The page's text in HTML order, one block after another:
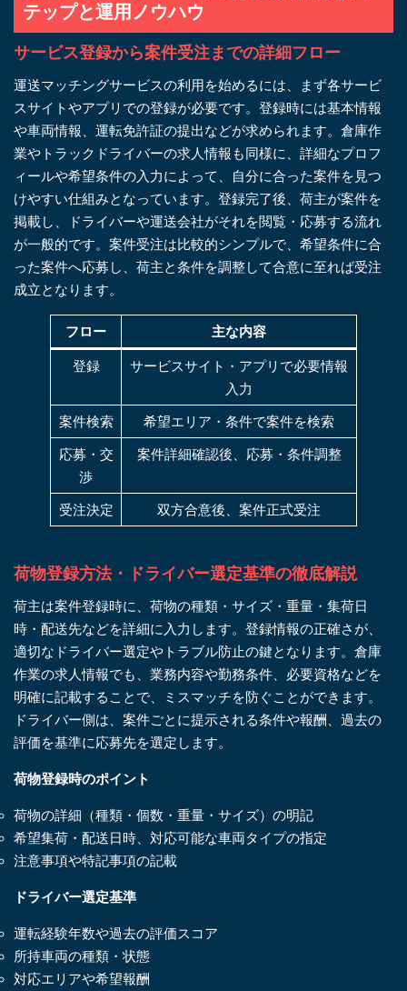
テップと運用ノウハウ
サービス登録から案件受注までの詳細フロー
運送マッチングサービスの利用を始めるには、まず各サービ
スサイトやアプリでの登録が必要です。登録時には基本情報
や車両情報、運転免許証の提出などが求められます。倉庫作
業やトラックドライバーの求人情報も同様に、詳細なプロフ
ィールや希望条件の入力によって、自分に合った案件を見つ
けやすい仕組みとなっています。登録完了後、荷主が案件を
掲載し、ドライバーや運送会社がそれを閲覧・応募する流れ
が一般的です。案件受注は比較的シンプルで、希望条件に合
った案件へ応募し、荷主と条件を調整して合意に至れば受注
成立となります。
フロー 主な内容
登録
サービスサイト・アプリで必要情報
入力
案件検索 希望エリア・条件で案件を検索
応募・交
渉
案件詳細確認後、応募・条件調整
受注決定 双方合意後、案件正式受注
荷物登録方法・ドライバー選定基準の徹底解説
荷主は案件登録時に、荷物の種類・サイズ・重量・集荷日
時・配送先などを詳細に入力します。登録情報の正確さが、
適切なドライバー選定やトラブル防止の鍵となります。倉庫
作業の求人情報でも、業務内容や勤務条件、必要資格などを
明確に記載することで、ミスマッチを防ぐことができます。
ドライバー側は、案件ごとに提示される条件や報酬、過去の
評価を基準に応募先を選定します。
荷物登録時のポイント
荷物の詳細（種類・個数・重量・サイズ）の明記
希望集荷・配送日時、対応可能な車両タイプの指定
注意事項や特記事項の記載
ドライバー選定基準
運転経験年数や過去の評価スコア
所持車両の種類・状態
対応エリアや希望報酬